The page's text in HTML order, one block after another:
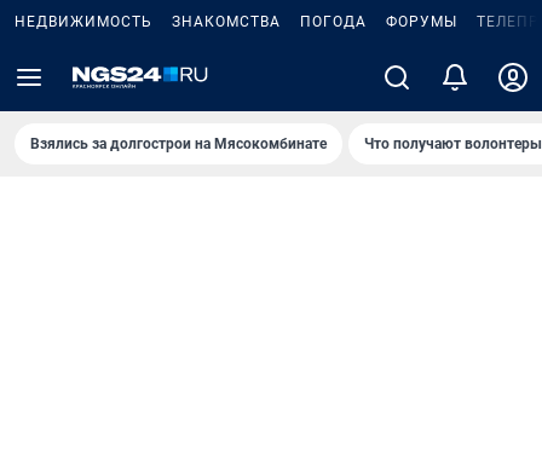
НЕДВИЖИМОСТЬ ЗНАКОМСТВА ПОГОДА ФОРУМЫ
Взялись за долгострои на Мясокомбинате Что получают